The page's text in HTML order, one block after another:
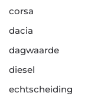
corsa
dacia
dagwaarde
diesel
echtscheiding